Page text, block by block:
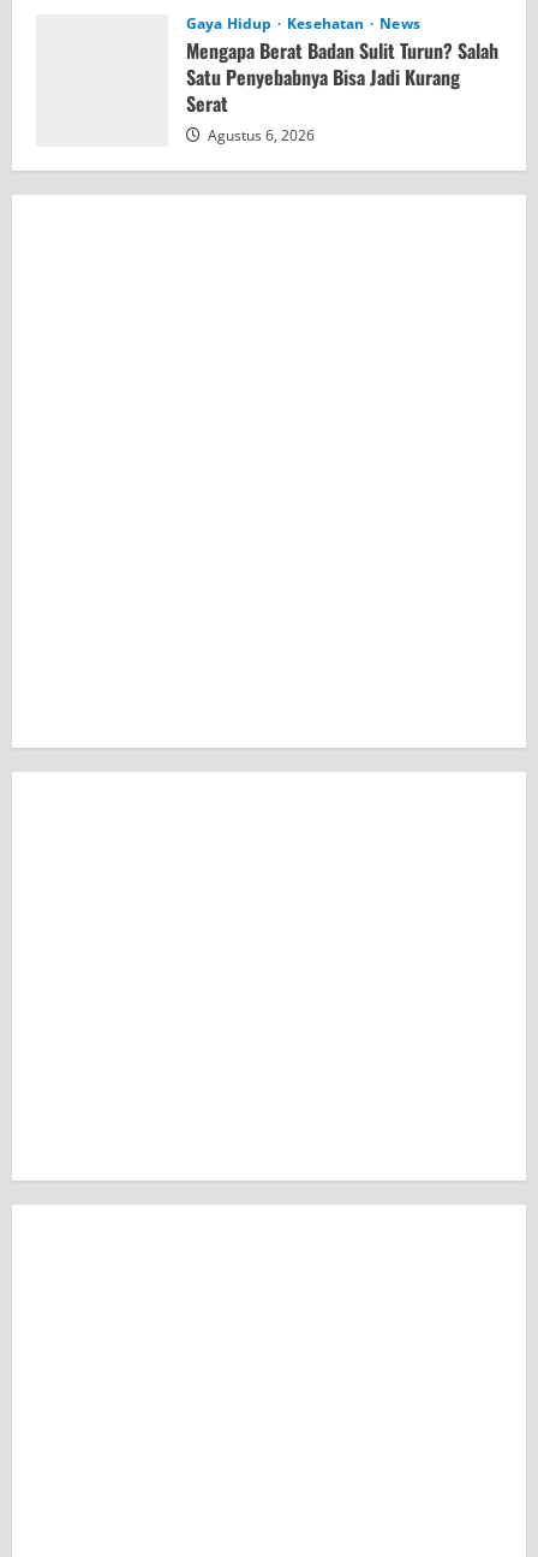
Gaya Hidup Kesehatan News
Mengapa Berat Badan Sulit Turun? Salah
Satu Penyebabnya Bisa Jadi Kurang
Serat
Agustus 6, 2026